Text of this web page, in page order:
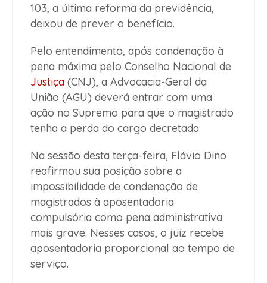
103, a última reforma da previdência,
deixou de prever o benefício.
Pelo entendimento, após condenação à
pena máxima pelo Conselho Nacional de
Justiça (CNJ), a Advocacia-Geral da
União (AGU) deverá entrar com uma
ação no Supremo para que o magistrado
tenha a perda do cargo decretada.
Na sessão desta terça-feira, Flávio Dino
reafirmou sua posição sobre a
impossibilidade de condenação de
magistrados à aposentadoria
compulsória como pena administrativa
mais grave. Nesses casos, o juiz recebe
aposentadoria proporcional ao tempo de
serviço.